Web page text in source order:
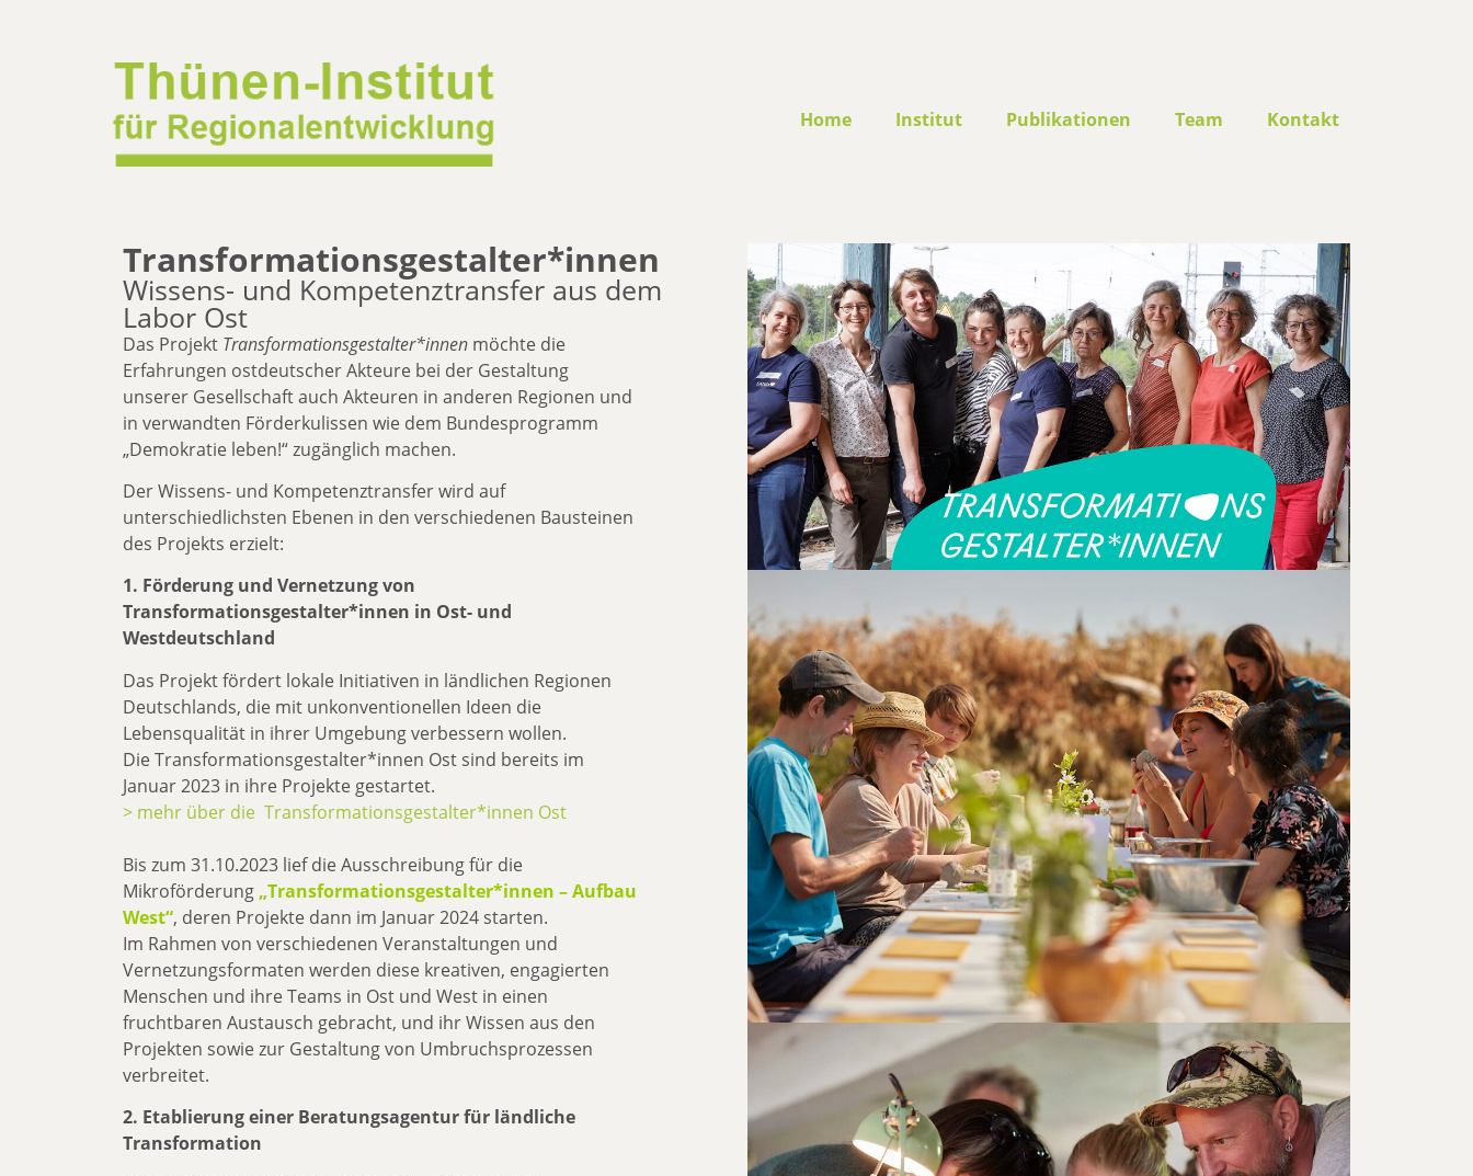
Home Institut Publikationen Team Kontakt
Transformationsgestalter*innen
Wissens- und Kompetenztransfer aus dem
Labor Ost
Das Projekt Transformationsgestalter*innen möchte die
Erfahrungen ostdeutscher Akteure bei der Gestaltung
unserer Gesellschaft auch Akteuren in anderen Regionen und
in verwandten Förderkulissen wie dem Bundesprogramm
„Demokratie leben!“ zugänglich machen.
Der Wissens- und Kompetenztransfer wird auf
unterschiedlichsten Ebenen in den verschiedenen Bausteinen
des Projekts erzielt:
1. Förderung und Vernetzung von
Transformationsgestalter*innen in Ost- und
Westdeutschland
Das Projekt fördert lokale Initiativen in ländlichen Regionen
Deutschlands, die mit unkonventionellen Ideen die
Lebensqualität in ihrer Umgebung verbessern wollen.
Die Transformationsgestalter*innen Ost sind bereits im
Januar 2023 in ihre Projekte gestartet.
> mehr über die Transformationsgestalter*innen Ost
Bis zum 31.10.2023 lief die Ausschreibung für die
Mikroförderung „Transformationsgestalter*innen – Aufbau
West“, deren Projekte dann im Januar 2024 starten.
Im Rahmen von verschiedenen Veranstaltungen und
Vernetzungsformaten werden diese kreativen, engagierten
Menschen und ihre Teams in Ost und West in einen
fruchtbaren Austausch gebracht, und ihr Wissen aus den
Projekten sowie zur Gestaltung von Umbruchsprozessen
verbreitet.
2. Etablierung einer Beratungsagentur für ländliche
Transformation